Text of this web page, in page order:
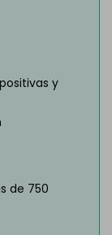
y
de 750